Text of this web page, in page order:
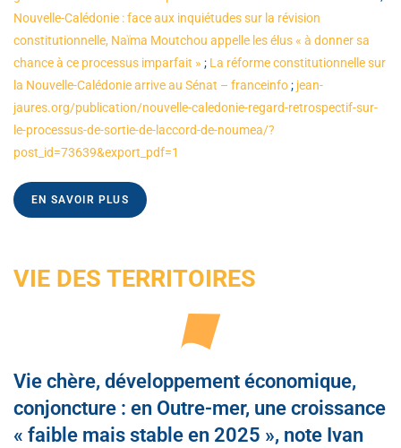
Nouvelle-Calédonie : face aux inquiétudes sur la révision
constitutionnelle, Naïma Moutchou appelle les élus « à donner sa
chance à ce processus imparfait » ; La réforme constitutionnelle sur
la Nouvelle-Calédonie arrive au Sénat – franceinfo; jean-
jaures.org/publication/nouvelle-caledonie-regard-retrospectif-sur-
le-processus-de-sortie-de-laccord-de-noumea/?
post_id=73639&export_pdf=1
EN SAVOIR PLUS
VIE DES TERRITOIRES
Vie chère, développement économique,
conjoncture : en Outre-mer, une croissance
« faible mais stable en 2025 », note Ivan